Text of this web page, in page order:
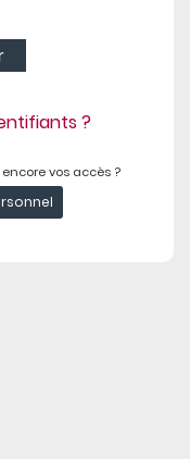
?
vos accès ?